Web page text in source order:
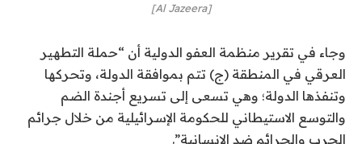
[Al Jazeera]
وجاء في تقرير منظمة العفو الدولية أن “حملة التطهير
العرقي في المنطقة (ج) تتم بموافقة الدولة، وتحركها
وتنفذها الدولة؛ وهي تسعى إلى تسريع أجندة الضم
والتوسع الاستيطاني للحكومة الإسرائيلية من خلال جرائم
الحرب والجرائم ضد الإنسانية”.